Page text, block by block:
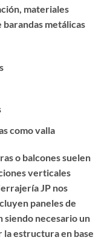
materiales
metálicas
como valla
o balcones suelen
verticales
JP nos
paneles de
siendo necesario un
la estructura en base